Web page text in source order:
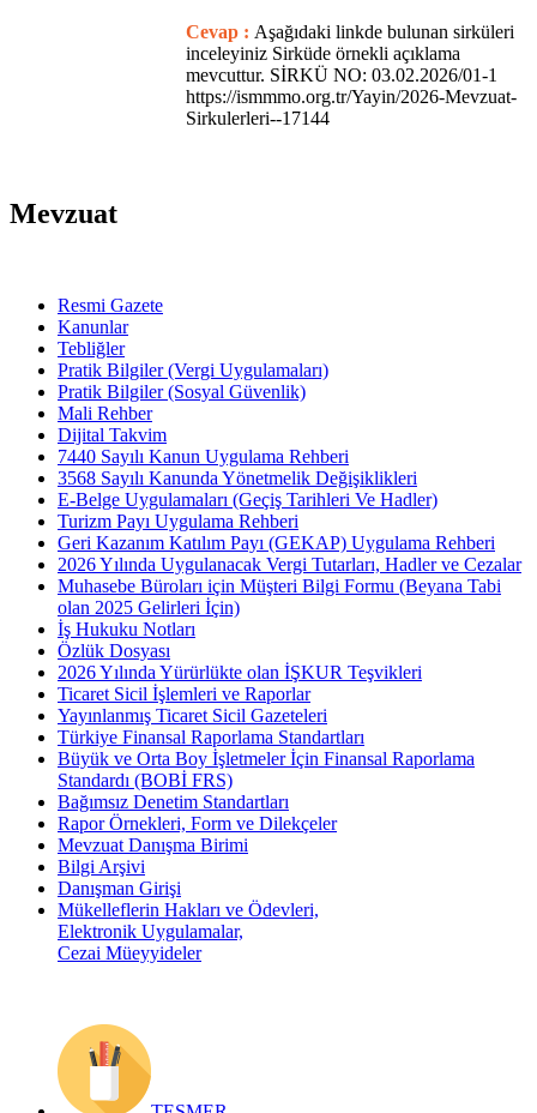
Cevap : Aşağıdaki linkde bulunan sirküleri
inceleyiniz Sirküde örnekli açıklama
mevcuttur. SİRKÜ NO: 03.02.2026/01-1
https://ismmmo.org.tr/Yayin/2026-Mevzuat-
Sirkulerleri--17144
Mevzuat
Resmi Gazete
Kanunlar
Tebliğler
Pratik Bilgiler (Vergi Uygulamaları)
Pratik Bilgiler (Sosyal Güvenlik)
Mali Rehber
Dijital Takvim
7440 Sayılı Kanun Uygulama Rehberi
3568 Sayılı Kanunda Yönetmelik Değişiklikleri
E-Belge Uygulamaları (Geçiş Tarihleri Ve Hadler)
Turizm Payı Uygulama Rehberi
Geri Kazanım Katılım Payı (GEKAP) Uygulama Rehberi
2026 Yılında Uygulanacak Vergi Tutarları, Hadler ve Cezalar
Muhasebe Büroları için Müşteri Bilgi Formu (Beyana Tabi
olan 2025 Gelirleri İçin)
İş Hukuku Notları
Özlük Dosyası
2026 Yılında Yürürlükte olan İŞKUR Teşvikleri
Ticaret Sicil İşlemleri ve Raporlar
Yayınlanmış Ticaret Sicil Gazeteleri
Türkiye Finansal Raporlama Standartları
Büyük ve Orta Boy İşletmeler İçin Finansal Raporlama
Standardı (BOBİ FRS)
Bağımsız Denetim Standartları
Rapor Örnekleri, Form ve Dilekçeler
Mevzuat Danışma Birimi
Bilgi Arşivi
Danışman Girişi
Mükelleflerin Hakları ve Ödevleri,
Elektronik Uygulamalar,
Cezai Müeyyideler